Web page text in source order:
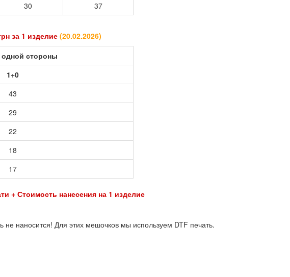
30 37
за 1 изделие (20.02.2026)
одной стороны
1+0
43
29
22
18
17
+ Стоимость нанесения на 1 изделие
не наносится! Для этих мешочков мы используем DTF печать.